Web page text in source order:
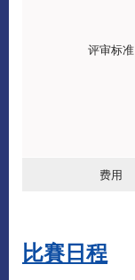
评审标准
费用
比賽日程